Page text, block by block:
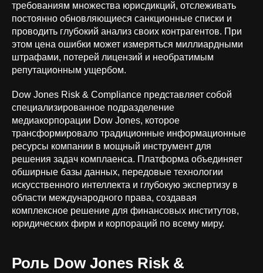
требованиям множества юрисдикций, отслеживать
постоянно обновляющиеся санкционные списки и
проводить глубокий анализ своих контрагентов. При
этом цена ошибки может измеряться миллиардными
штрафами, потерей лицензий и необратимым
репутационным ущербом.
Dow Jones Risk & Compliance представляет собой
специализированное подразделение
медиакорпорации Dow Jones, которое
трансформировало традиционные информационные
ресурсы компании в мощный инструмент для
решения задач комплаенса. Платформа объединяет
обширные базы данных, передовые технологии
искусственного интеллекта и глубокую экспертизу в
области международного права, создавая
комплексное решение для финансовых институтов,
юридических фирм и корпораций по всему миру.
Роль Dow Jones Risk &